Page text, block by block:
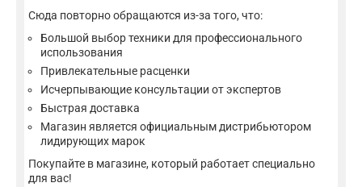
Сюда повторно обращаются из-за того, что:
Большой выбор техники для профессионального
использования
Привлекательные расценки
Исчерпывающие консультации от экспертов
Быстрая доставка
Магазин является официальным дистрибьютором
лидирующих марок
Покупайте в магазине, который работает специально
для вас!